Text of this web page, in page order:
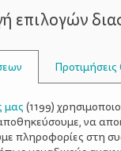
ΘΗΛΑΊΑ ΆΛΩ
επιλογών
Προτιμήσεις
μας (1199)
να
πληροφορίες στη